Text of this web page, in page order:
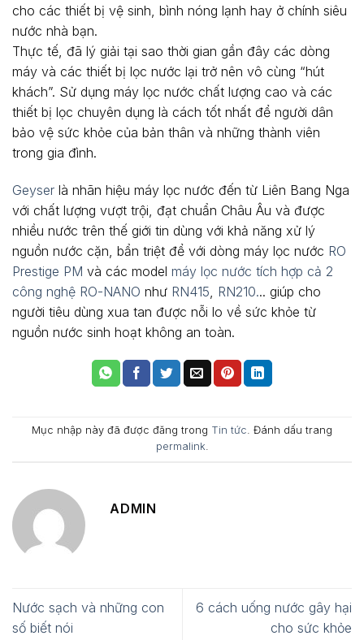
cho các thiết bị vệ sinh, bình nóng lạnh hay ở chính siêu
nước nhà bạn.
Thực tế, đã lý giải tại sao thời gian gần đây các dòng
máy và các thiết bị lọc nước lại trở nên vô cùng “hút
khách”. Sử dụng máy lọc nước chất lượng cao và các
thiết bị lọc chuyên dụng là cách tốt nhất để người dân
bảo vệ sức khỏe của bản thân và những thành viên
trong gia đình.
Geyser là nhãn hiệu máy lọc nước đến từ Liên Bang Nga
với chất lượng vượt trội, đạt chuẩn Châu Âu và được
nhiều nước trên thế giới tin dùng với khả năng xử lý
nguồn nước cặn, bẩn triệt để với dòng máy lọc nước RO
Prestige PM và các model máy lọc nước tích hợp cả 2
công nghệ RO-NANO như RN415 RN210... giúp cho
người tiêu dùng xua tan được nỗi lo về sức khỏe từ
nguồn nước sinh hoạt không an toàn.
Mục nhập này đã được đăng trong Tin tức. Đánh dấu trang
permalink.
ADMIN
Nước sạch và những con
số biết nói
6 cách uống nước gây hại
cho sức khỏe